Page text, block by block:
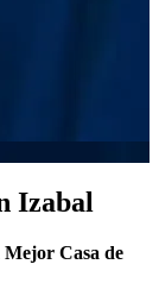
Izabal
Casa de